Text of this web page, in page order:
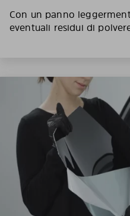
Con un panno
eventuali residui di